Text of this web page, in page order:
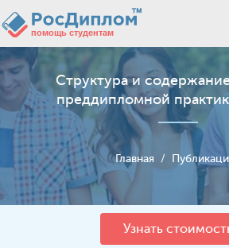
Структура и
преддипломной
Главная /
Узнать